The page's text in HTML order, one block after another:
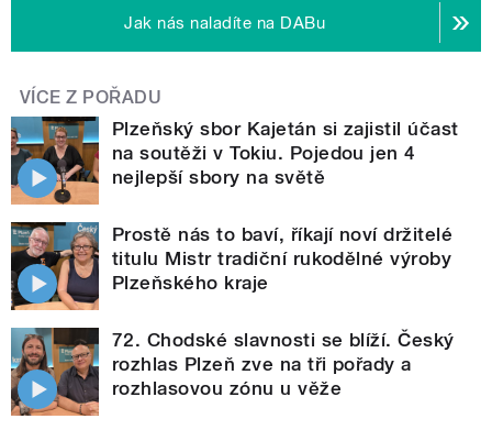
Jak nás naladíte na DABu
VÍCE Z POŘADU
Plzeňský sbor Kajetán si zajistil účast
na soutěži v Tokiu. Pojedou jen 4
nejlepší sbory na světě
Prostě nás to baví, říkají noví držitelé
titulu Mistr tradiční rukodělné výroby
Plzeňského kraje
72. Chodské slavnosti se blíží. Český
rozhlas Plzeň zve na tři pořady a
rozhlasovou zónu u věže